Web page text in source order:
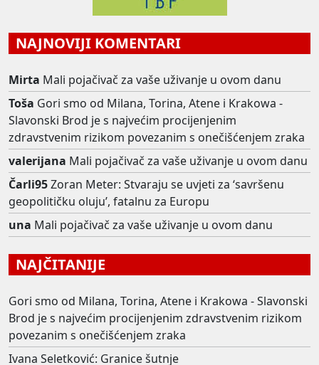
NAJNOVIJI KOMENTARI
Mirta Mali pojačivač za vaše uživanje u ovom danu
Toša Gori smo od Milana, Torina, Atene i Krakowa -
Slavonski Brod je s najvećim procijenjenim
zdravstvenim rizikom povezanim s onečišćenjem zraka
valerijana Mali pojačivač za vaše uživanje u ovom danu
Čarli95Zoran Meter: Stvaraju se uvjeti za ‘savršenu
geopolitičku oluju’, fatalnu za Europu
una Mali pojačivač za vaše uživanje u ovom danu
NAJČITANIJE
Gori smo od Milana, Torina, Atene i Krakowa - Slavonski
Brod je s najvećim procijenjenim zdravstvenim rizikom
povezanim s onečišćenjem zraka
Ivana Seletković: Granice šutnje